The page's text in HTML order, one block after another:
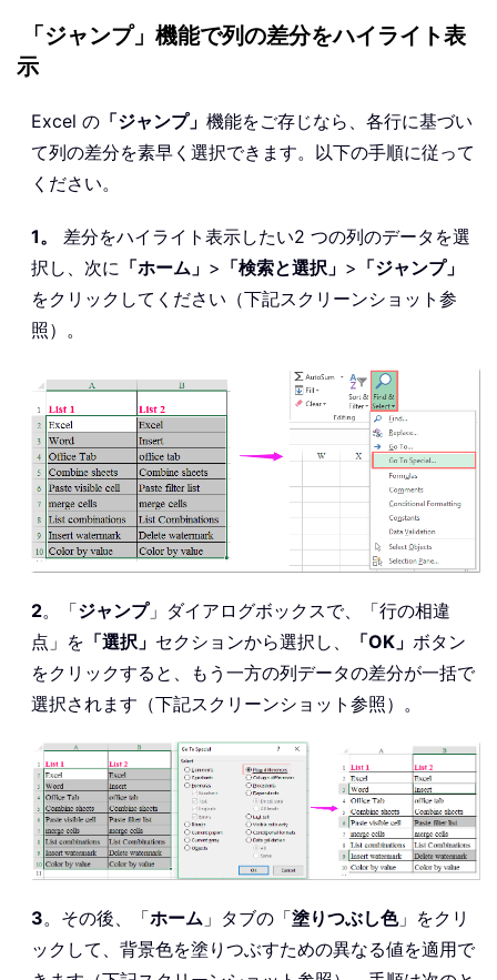
「ジャンプ」機能で列の差分をハイライト表
示
Excel の 「ジャンプ」 機能をご存じなら、各行に基づい
て列の差分を素早く選択できます。以下の手順に従って
ください。
1。
差分をハイライト表示したい2 つの列のデータを選
択し、次に 「ホーム」 > 「検索と選択」 > 「ジャンプ」
をクリックしてください（下記スクリーンショット参
照）。
2。「ジャンプ」ダイアログボックスで、「行の相違
点」を 「選択」 セクションから選択し、 「OK」 ボタン
をクリックすると、もう一方の列データの差分が一括で
選択されます（下記スクリーンショット参照）。
3。その後、「ホーム 」タブの「塗りつぶし色」をクリ
ックして、背景色を塗りつぶすための異なる値を適用で